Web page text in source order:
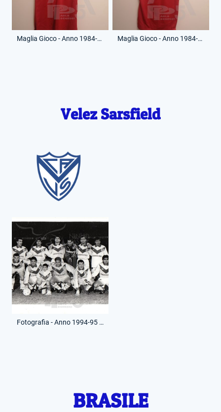
Maglia Gioco - Anno 1984-85 - 13 - (Fronte) Maglia Gioco - Anno 1984-85 - 13 - (Retro)
Velez Sarsfield
Fotografia - Anno 1994-95 - Squadra Schierata
BRASILE